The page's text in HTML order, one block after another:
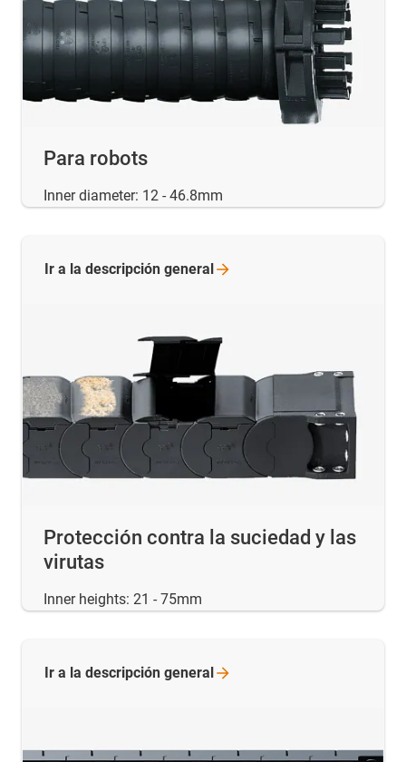
Para robots
Inner diameter: 12 - 46.8mm
Protección contra la suciedad y las
virutas
Inner heights: 21 - 75mm
Ir a la descripción general
Ir a la descripción general